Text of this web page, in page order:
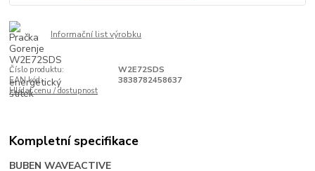
Informační list výrobku
Číslo produktu:
W2E72SDS
EAN kód:
3838782458637
Hlídat cenu / dostupnost
Kompletní specifikace
BUBEN WAVEACTIVE